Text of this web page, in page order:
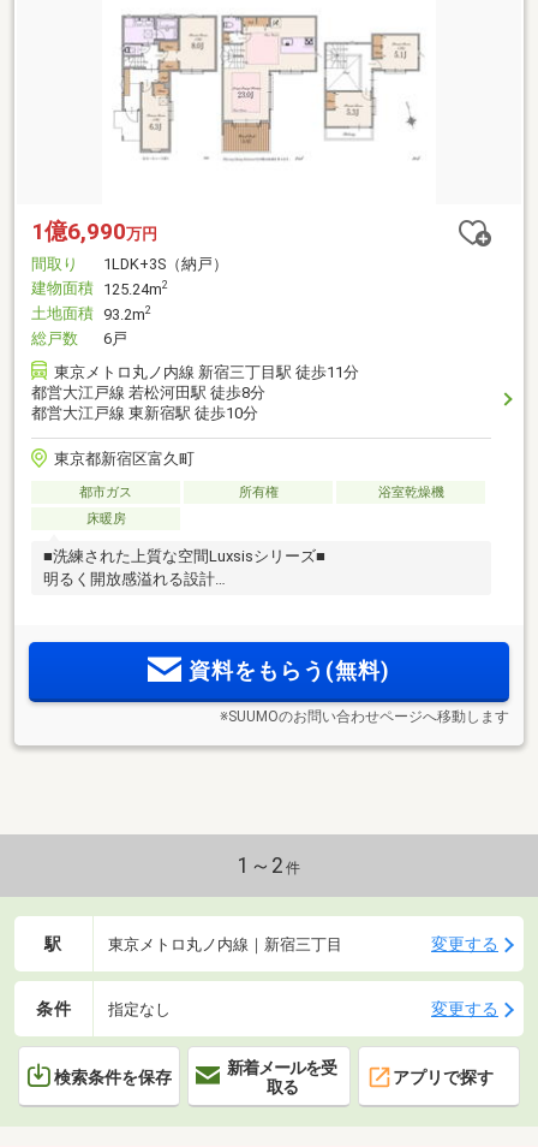
1億6,990万円
間取り
1LDK+3S（納戸）
建物面積 125.24m2
土地面積 93.2m2
総戸数
6戸
東京メトロ丸ノ内線 新宿三丁目駅 徒歩11分
都営大江戸線 若松河田駅 徒歩8分
都営大江戸線 東新宿駅 徒歩10分
東京都新宿区富久町
都市ガス 所有権
浴室乾燥機
床暖房
■洗練された上質な空間Luxsisシリーズ■
明るく開放感溢れる設計
資料をもらう(無料)
※SUUMOのお問い合わせページへ移動します
1～2 件
駅 東京メトロ丸ノ内線｜新宿三丁目 変更する
条件 指定なし 変更する
検索条件を保存
新着メールを受
取る
アプリで探す